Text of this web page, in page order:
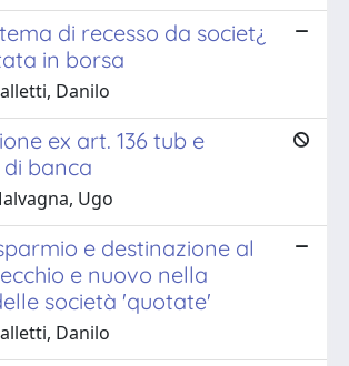
di recesso da societ¿
in borsa
Danilo
ex art. 136 tub e
banca
Ugo
e destinazione al
e nuovo nella
società 'quotate'
Danilo